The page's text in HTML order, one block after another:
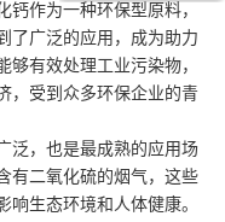
作为一种环保型原料，
了广泛的应用，成为助力
有效处理工业污染物，
，受到众多环保企业的青
泛，也是最成熟的应用场
有二氧化硫的烟气，这些
生态环境和人体健康。